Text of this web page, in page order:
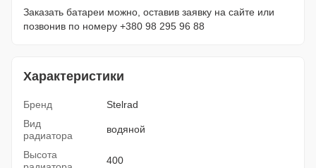
Заказать батареи можно, оставив заявку на сайте или
позвонив по номеру +380 98 295 96 88
Характеристики
Бренд
Stelrad
Вид
радиатора
водяной
Высота
400